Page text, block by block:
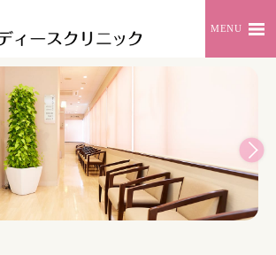
MENU